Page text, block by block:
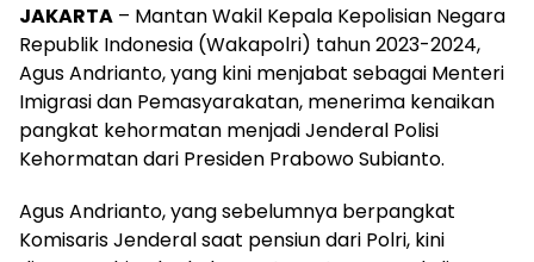
JAKARTA – Mantan Wakil Kepala Kepolisian Negara
Republik Indonesia (Wakapolri) tahun 2023-2024,
Agus Andrianto, yang kini menjabat sebagai Menteri
Imigrasi dan Pemasyarakatan, menerima kenaikan
pangkat kehormatan menjadi Jenderal Polisi
Kehormatan dari Presiden Prabowo Subianto.
Agus Andrianto, yang sebelumnya berpangkat
Komisaris Jenderal saat pensiun dari Polri, kini